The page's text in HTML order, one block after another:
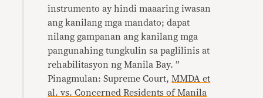
instrumento ay hindi maaaring iwasan
ang kanilang mga mandato; dapat
nilang gampanan ang kanilang mga
pangunahing tungkulin sa paglilinis at
rehabilitasyon ng Manila Bay. ”
Pinagmulan: Supreme Court, MMDA et
al. vs. Concerned Residents of Manila